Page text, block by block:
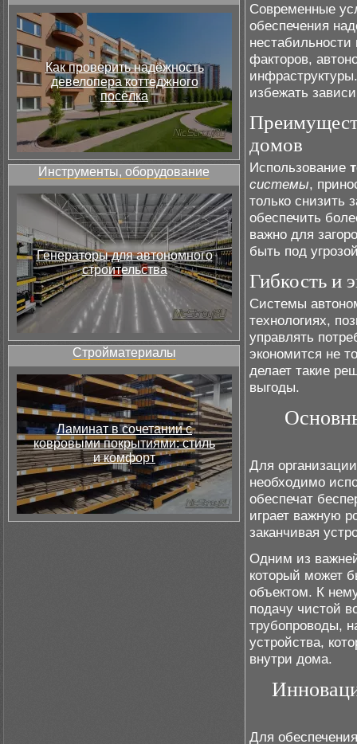
Как проверить надёжность
девелопера коттеджного
посёлка
Инструменты, оборудование
Генераторы для автономного
строительства
Стройматериалы
Ламинат в сочетании с
ковровыми покрытиями: стиль
и комфорт
Современные
обеспечения
факторов,
избежать
домов
Использование
системы,
только снизить
обеспечить
важно для
быть под
Гибкость и
Системы
технологиях,
управлять
экономится не
делает такие
выгоды.
Для
необходимо
обеспечат
играет важную
заканчивая
Одним из
который может
объектом. К
подачу чистой
трубопроводы,
устройства,
внутри дома.
Для